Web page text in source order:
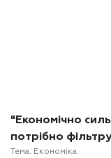
"Економічно
потрібно
Тема: Економіка